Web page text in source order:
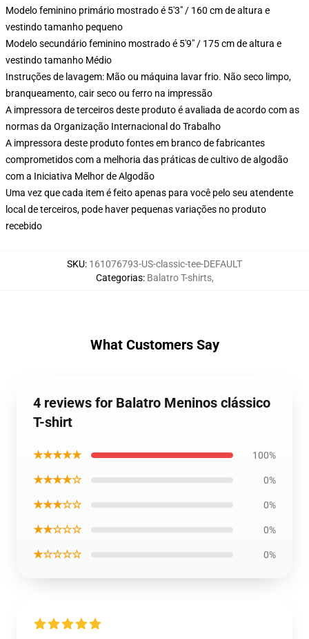
Modelo feminino primário mostrado é 5'3" / 160 cm de altura e
vestindo tamanho pequeno
Modelo secundário feminino mostrado é 5'9" / 175 cm de altura e
vestindo tamanho Médio
Instruções de lavagem: Mão ou máquina lavar frio. Não seco limpo,
branqueamento, cair seco ou ferro na impressão
A impressora de terceiros deste produto é avaliada de acordo com as
normas da Organização Internacional do Trabalho
A impressora deste produto fontes em branco de fabricantes
comprometidos com a melhoria das práticas de cultivo de algodão
com a Iniciativa Melhor de Algodão
Uma vez que cada item é feito apenas para você pelo seu atendente
local de terceiros, pode haver pequenas variações no produto
recebido
SKU: 161076793-US-classic-tee-DEFAULT
Categorias: Balatro T-shirts,
What Customers Say
4 reviews for Balatro Meninos clássico
T-shirt
★★★★★ 100%
★★★★☆ 0%
★★★☆☆ 0%
★★☆☆☆ 0%
★☆☆☆☆ 0%